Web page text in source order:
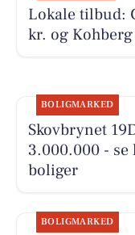
Lokale tilbud:
kr. og
BOLIGMARKED
Skovbrynet
3.000.000 - se
boliger
BOLIGMARKED